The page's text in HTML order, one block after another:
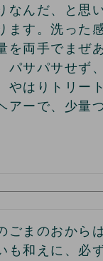
なんだ、と思
ます。洗った
両手でまぜ
パサパサせず
はりトリー
アーで、少量
ごまのおから
も和えに、必